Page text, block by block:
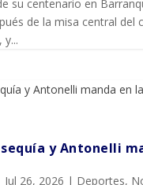
su centenario en
de la misa central del
y Antonelli
Jul 26, 2026 | Deportes,